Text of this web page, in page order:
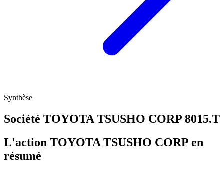
Synthèse
Société TOYOTA TSUSHO CORP 8015.T
L'action TOYOTA TSUSHO CORP en
résumé